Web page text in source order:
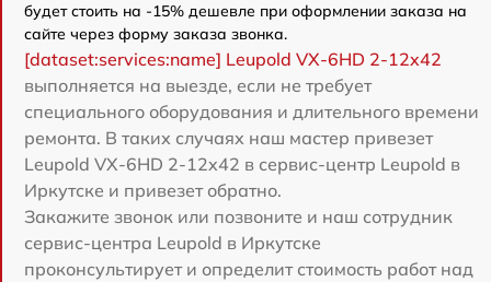
будет стоить на -15% дешевле при оформлении заказа на
сайте через форму заказа звонка.
[dataset:services:name] Leupold VX-6HD 2-12x42
выполняется на выезде, если не требует
специального оборудования и длительного времени
ремонта. В таких случаях наш мастер привезет
Leupold VX-6HD 2-12x42 в сервис-центр Leupold в
Иркутске и привезет обратно.
Закажите звонок или позвоните и наш сотрудник
сервис-центра Leupold в Иркутске
проконсультирует и определит стоимость работ над